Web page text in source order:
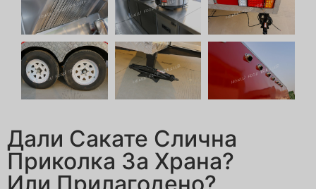
Дали Сакате Слична
Приколка За Храна?
Или Прилагодено?